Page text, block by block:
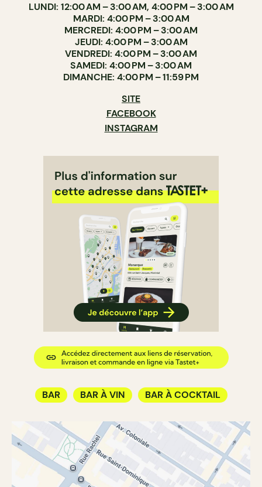
LUNDI: 12:00 AM – 3:00 AM, 4:00 PM – 3:00 AM
MARDI: 4:00 PM – 3:00 AM
MERCREDI: 4:00 PM – 3:00 AM
JEUDI: 4:00 PM – 3:00 AM
VENDREDI: 4:00 PM – 3:00 AM
SAMEDI: 4:00 PM – 3:00 AM
DIMANCHE: 4:00 PM – 11:59 PM
SITE
FACEBOOK
INSTAGRAM
BAR BAR À VIN BAR À COCKTAIL